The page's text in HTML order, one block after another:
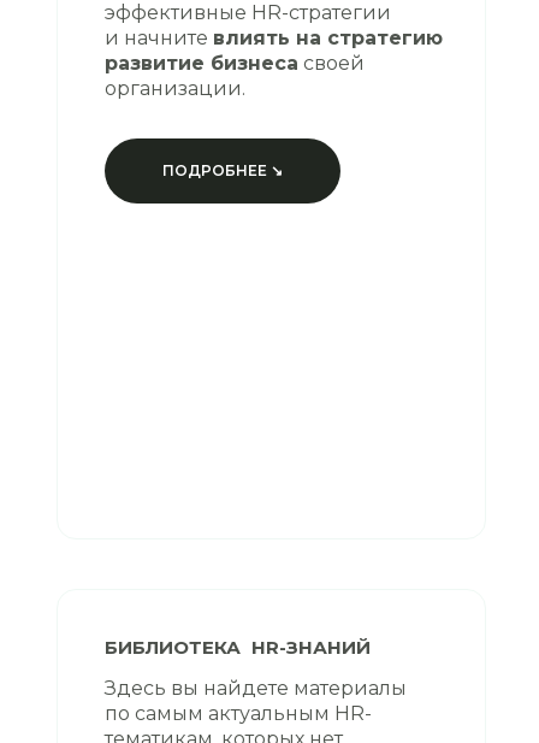
ПОДРОБНЕЕ ↘
эффективные HR-стратегии
и начните влиять на стратегию
развитие бизнеса своей
организации.
Здесь вы найдете материалы
по самым актуальным HR-
БИБЛИОТЕКА HR-ЗНАНИЙ